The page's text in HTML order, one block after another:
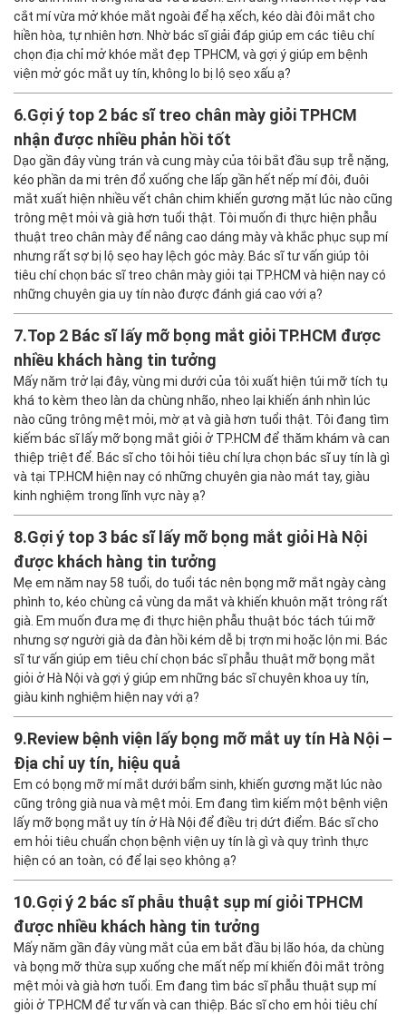
cắt mí vừa mở khóe mắt ngoài để hạ xếch, kéo dài đôi mắt cho
hiền hòa, tự nhiên hơn. Nhờ bác sĩ giải đáp giúp em các tiêu chí
chọn địa chỉ mở khóe mắt đẹp TPHCM, và gợi ý giúp em bệnh
viện mở góc mắt uy tín, không lo bị lộ sẹo xấu ạ?
6.Gợi ý top 2 bác sĩ treo chân mày giỏi TPHCM
nhận được nhiều phản hồi tốt
Dạo gần đây vùng trán và cung mày của tôi bắt đầu sụp trễ nặng,
kéo phần da mi trên đổ xuống che lấp gần hết nếp mí đôi, đuôi
mắt xuất hiện nhiều vết chân chim khiến gương mặt lúc nào cũng
trông mệt mỏi và già hơn tuổi thật. Tôi muốn đi thực hiện phẫu
thuật treo chân mày để nâng cao dáng mày và khắc phục sụp mí
nhưng rất sợ bị lộ sẹo hay lệch góc mày. Bác sĩ tư vấn giúp tôi
tiêu chí chọn bác sĩ treo chân mày giỏi tại TP.HCM và hiện nay có
những chuyên gia uy tín nào được đánh giá cao với ạ?
7.Top 2 Bác sĩ lấy mỡ bọng mắt giỏi TP.HCM được
nhiều khách hàng tin tưởng
Mấy năm trở lại đây, vùng mi dưới của tôi xuất hiện túi mỡ tích tụ
khá to kèm theo làn da chùng nhão, nheo lại khiến ánh nhìn lúc
nào cũng trông mệt mỏi, mờ ạt và già hơn tuổi thật. Tôi đang tìm
kiếm bác sĩ lấy mỡ bọng mắt giỏi ở TP.HCM để thăm khám và can
thiệp triệt để. Bác sĩ cho tôi hỏi tiêu chí lựa chọn bác sĩ uy tín là gì
và tại TP.HCM hiện nay có những chuyên gia nào mát tay, giàu
kinh nghiệm trong lĩnh vực này ạ?
8.Gợi ý top 3 bác sĩ lấy mỡ bọng mắt giỏi Hà Nội
được khách hàng tin tưởng
Mẹ em năm nay 58 tuổi, do tuổi tác nên bọng mỡ mắt ngày càng
phình to, kéo chùng cả vùng da mắt và khiến khuôn mặt trông rất
già. Em muốn đưa mẹ đi thực hiện phẫu thuật bóc tách túi mỡ
nhưng sợ người già da đàn hồi kém dễ bị trợn mi hoặc lộn mi. Bác
sĩ tư vấn giúp em tiêu chí chọn bác sĩ phẫu thuật mỡ bọng mắt
giỏi ở Hà Nội và gợi ý giúp em những bác sĩ chuyên khoa uy tín,
giàu kinh nghiệm hiện nay với ạ?
9.Review bệnh viện lấy bọng mỡ mắt uy tín Hà Nội –
Địa chỉ uy tín, hiệu quả
Em có bọng mỡ mí mắt dưới bẩm sinh, khiến gương mặt lúc nào
cũng trông già nua và mệt mỏi. Em đang tìm kiếm một bệnh viện
lấy mỡ bọng mắt uy tín ở Hà Nội để điều trị dứt điểm. Bác sĩ cho
em hỏi tiêu chuẩn chọn bệnh viện uy tín là gì và quy trình thực
hiện có an toàn, có để lại sẹo không ạ?
10.Gợi ý 2 bác sĩ phẫu thuật sụp mí giỏi TPHCM
được nhiều khách hàng tin tưởng
Mấy năm gần đây vùng mắt của em bắt đầu bị lão hóa, da chùng
và bọng mỡ thừa sụp xuống che mất nếp mí khiến đôi mắt trông
mệt mỏi và già hơn tuổi. Em đang tìm bác sĩ phẫu thuật sụp mí
giỏi ở TP.HCM để tư vấn và can thiệp. Bác sĩ cho em hỏi tiêu chí